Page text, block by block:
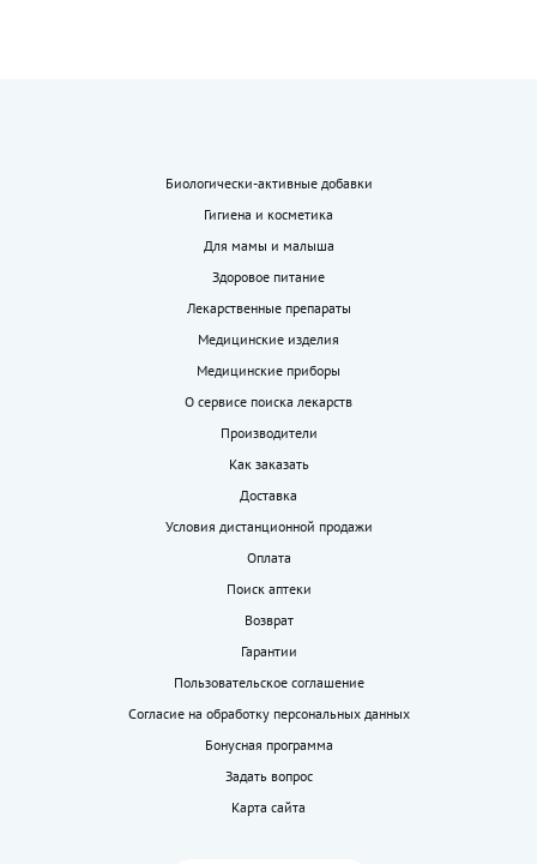
Биологически-активные добавки
Гигиена и косметика
Для мамы и малыша
Здоровое питание
Лекарственные препараты
Медицинские изделия
Медицинские приборы
О сервисе поиска лекарств
Производители
Как заказать
Доставка
Условия дистанционной продажи
Оплата
Поиск аптеки
Возврат
Гарантии
Пользовательское соглашение
Согласие на обработку персональных данных
Бонусная программа
Задать вопрос
Карта сайта